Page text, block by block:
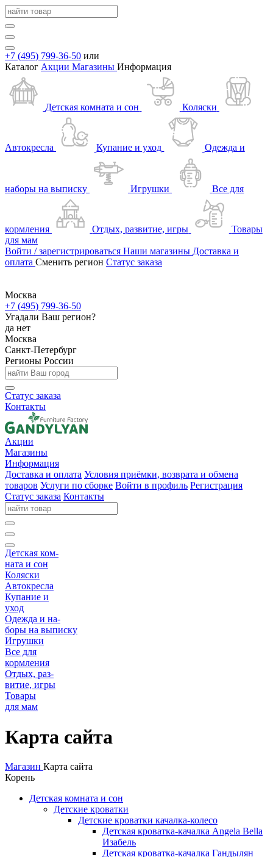
+7 (495) 799-36-50 или
Каталог Акции Магазины Информация
Детская комната и сон Коляски
Автокресла Купание и уход Одежда и
наборы на выписку Игрушки Все для
кормления Отдых, развитие, игры
Товары
для мам
Войти / зарегистрироваться Наши магазины Доставка и
оплата Сменить регион Статус заказа
Москва
+7 (495) 799-36-50
Угадали Ваш регион?
да нет
Москва
Санкт-Петербург
Регионы России
Статус заказа
Контакты
Акции
Магазины
Информация
Доставка и оплата Условия приёмки, возврата и обмена
товаров Услуги по сборке Войти в профиль Регистрация
Статус заказа Контакты
Детская ком-
ната и сон
Коляски
Автокресла
Купание и
уход
Одежда и на-
боры на выписку
Игрушки
Все для
кормления
Отдых, раз-
витие, игры
Товары
для мам
Карта сайта
Магазин Карта сайта
Корень
Детская комната и сон
Детские кроватки
Детские кроватки качалка-колесо
Детская кроватка-качалка Angela Bella
Изабель
Детская кроватка-качалка Гандылян